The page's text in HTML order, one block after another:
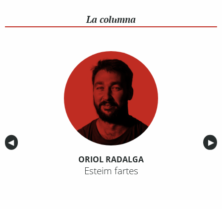
La columna
Anterior
◀︎ ▶︎
ORIOL RADALGA
Esteim fartes